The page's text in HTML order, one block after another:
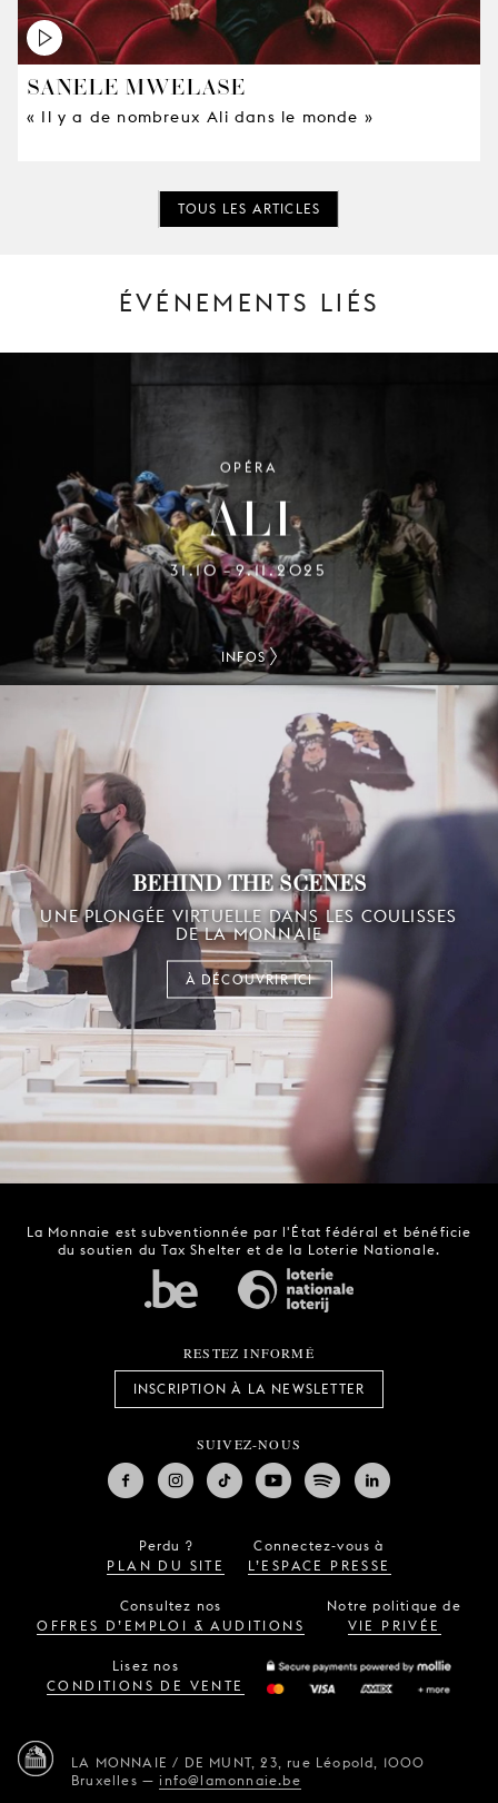
SANELE MWELASE
« Il y a de nombreux Ali dans le monde »
TOUS LES ARTICLES
ÉVÉNEMENTS LIÉS
OPÉRA
ALI
31.10–9.11.2025
INFOS
BEHIND THE SCENES
UNE PLONGÉE VIRTUELLE DANS LES COULISSES
DE LA MONNAIE
À DÉCOUVRIR ICI
La Monnaie est subventionnée par l'État fédéral et bénéficie
du soutien du Tax Shelter et de la Loterie Nationale.
RESTEZ INFORMÉ
INSCRIPTION À LA NEWSLETTER
SUIVEZ-NOUS
Perdu ?
PLAN DU SITE
Connectez-vous à
L’ESPACE PRESSE
Consultez nos
OFFRES D’EMPLOI & AUDITIONS
Notre politique de
VIE PRIVÉE
Lisez nos
CONDITIONS DE VENTE
LA MONNAIE / DE MUNT, 23, rue Léopold, 1000
Bruxelles —info@lamonnaie.be